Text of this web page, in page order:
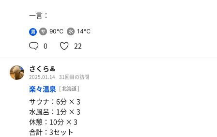
一言：
男 90℃ 14℃
0 22
さくら♨️
2025.01.14 31回目の訪問
楽々温泉 [ 北海道 ]
サウナ：6分 × 3
水風呂：1分 × 3
休憩：10分 × 3
合計：3セット